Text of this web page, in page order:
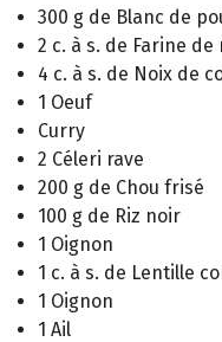
300 g de Blanc de
2 c. à s. de Farine de
4 c. à s. de Noix de
1 Oeuf
Curry
2 Céleri rave
200 g de Chou frisé
100 g de Riz noir
1 Oignon
1 c. à s. de Lentille
1 Oignon
1 Ail